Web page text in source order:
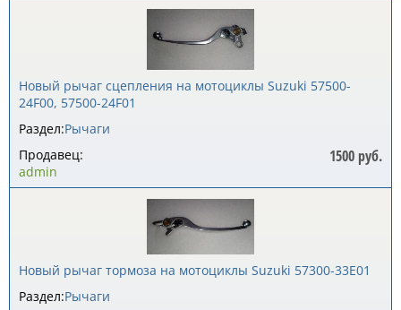
Новый рычаг сцепления на мотоциклы Suzuki 57500-
24F00, 57500-24F01
Раздел:Рычаги
1500 руб.
Продавец:
admin
Новый рычаг тормоза на мотоциклы Suzuki 57300-33E01
Раздел:Рычаги